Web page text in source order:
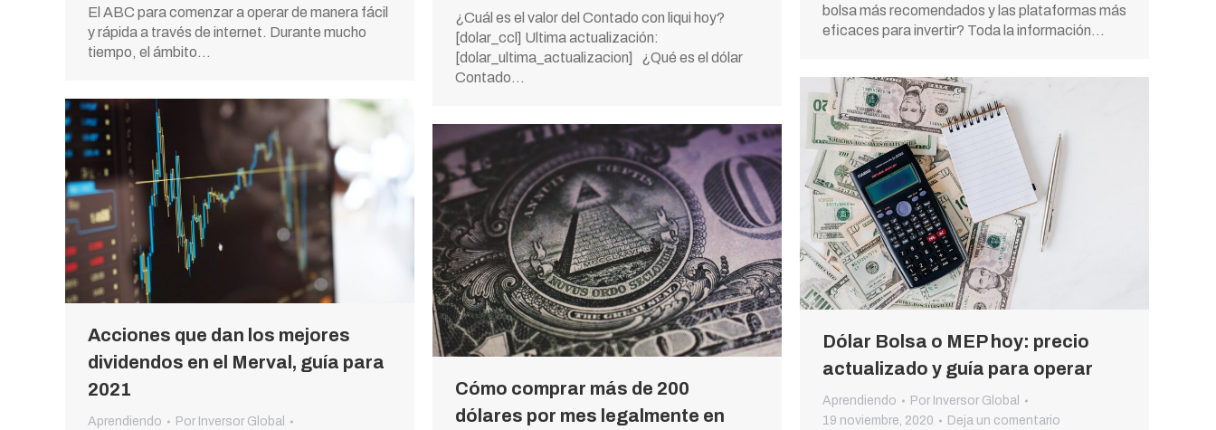
El ABC para comenzar a operar de manera fácil
y rápida a través de internet. Durante mucho
tiempo, el ámbito…
¿Cuál es el valor del Contado con liqui hoy?
[dolar_ccl] Ultima actualización:
[dolar_ultima_actualizacion] ¿Qué es el dólar
Contado…
bolsa más recomendados y las plataformas más
eficaces para invertir? Toda la información…
Dólar Bolsa o MEP hoy: precio
actualizado y guía para operar
Aprendiendo Por Inversor Global
19 noviembre, 2020
Deja un comentario
Acciones que dan los mejores
dividendos en el Merval, guía para
2021
Aprendiendo Por Inversor Global
Cómo comprar más de 200
dólares por mes legalmente en